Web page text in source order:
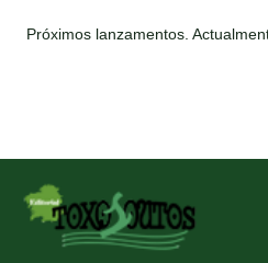
Próximos lanzamentos.